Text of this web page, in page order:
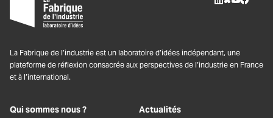
La Fabrique de l’industrie est un laboratoire d’idées indépendant, une
plateforme de réflexion consacrée aux perspectives de l’industrie en France
et à l’international.
Qui sommes nous ? Actualités